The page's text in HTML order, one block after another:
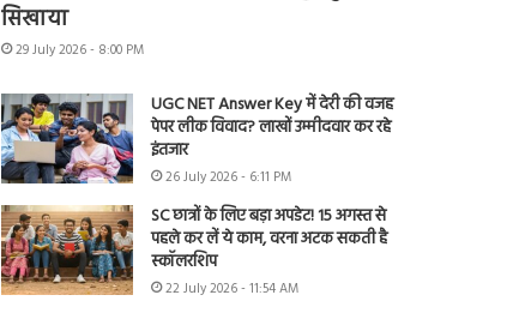
सिखाया
29 July 2026 - 8:00 PM
UGC NET Answer Key में देरी की वजह
पेपर लीक विवाद? लाखों उम्मीदवार कर रहे
इंतजार
26 July 2026 - 6:11 PM
SC छात्रों के लिए बड़ा अपडेट! 15 अगस्त से
पहले कर लें ये काम, वरना अटक सकती है
स्कॉलरशिप
22 July 2026 - 11:54 AM